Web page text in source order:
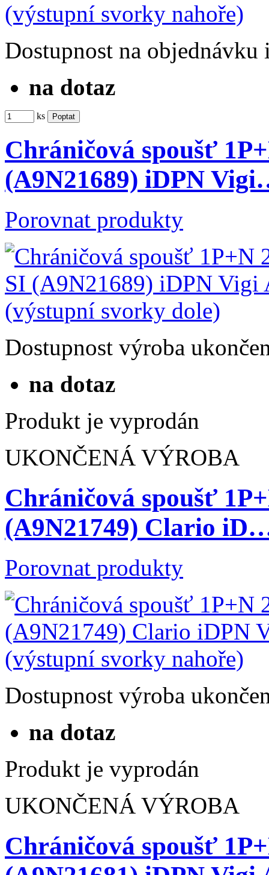
Dostupnost na objednávku
na dotaz
ks
Chráničová spoušť
(A9N21689) iDPN
Porovnat produkty
Dostupnost výroba
na dotaz
Produkt je vyprodán
UKONČENÁ VÝROBA
Chráničová spoušť
(A9N21749) Clario
Porovnat produkty
Dostupnost výroba
na dotaz
Produkt je vyprodán
UKONČENÁ VÝROBA
Chráničová spoušť